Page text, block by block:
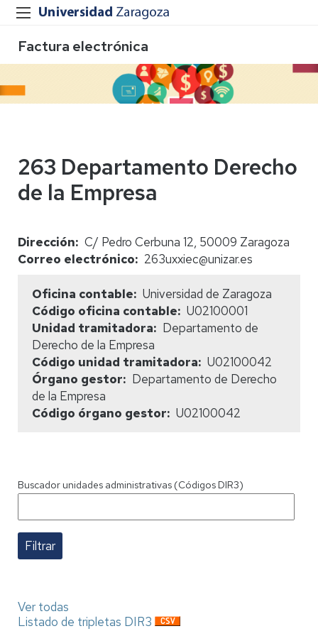
Factura electrónica
263 Departamento Derecho
de la Empresa
Dirección
C/ Pedro Cerbuna 12, 50009 Zaragoza
Correo electrónico
263uxxiec@unizar.es
Oficina contable
Universidad de Zaragoza
Código oficina contable
U02100001
Unidad tramitadora
Departamento de
Derecho de la Empresa
Código unidad tramitadora
U02100042
Órgano gestor
Departamento de Derecho
de la Empresa
Código órgano gestor
U02100042
Buscador unidades administrativas (Códigos DIR3)
Ver todas
Listado de tripletas DIR3